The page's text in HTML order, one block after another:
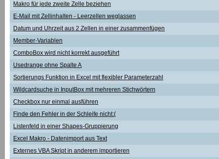
Makro für jede zweite Zelle beziehen
E-Mail mit Zellinhalten - Leerzellen weglassen
Datum und Uhrzeit aus 2 Zellen in einer zusammenfügen
Member-Variablen
ComboBox wird nicht korrekt ausgeführt
Usedrange ohne Spalte A
Sortierungs Funktion in Excel mit flexibler Parameterzahl
Wildcardsuche in InputBox mit mehreren Stichwörtern
Checkbox nur einmal ausführen
Finde den Fehler in der Schleife nicht:(
Listenfeld in einer Shapes-Gruppierung
Excel Makro - Datenimport aus Text
Externes VBA Skript in anderem importieren